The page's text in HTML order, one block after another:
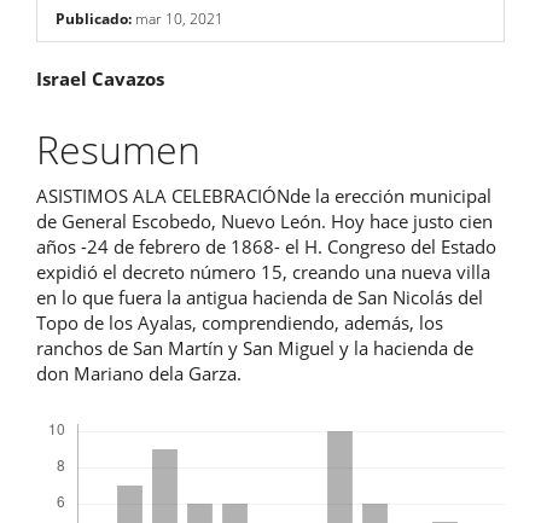
Publicado: mar 10, 2021
Contenido
principal
del
artículo
Israel Cavazos
Resumen
ASISTIMOS ALA CELEBRACIÓNde la erección municipal
de General Escobedo, Nuevo León. Hoy hace justo cien
años -24 de febrero de 1868- el H. Congreso del Estado
expidió el decreto número 15, creando una nueva villa
en lo que fuera la antigua hacienda de San Nicolás del
Topo de los Ayalas, comprendiendo, además, los
ranchos de San Martín y San Miguel y la hacienda de
don Mariano dela Garza.